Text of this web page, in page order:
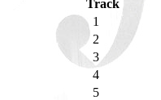
Track
1
2
3
4
5